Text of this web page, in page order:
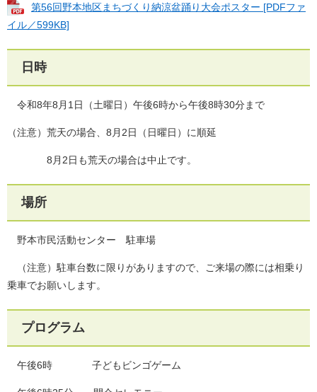
第56回野本地区まちづくり納涼盆踊り大会ポスター [PDFファ
イル／599KB]
日時
令和8年8月1日（土曜日）午後6時から午後8時30分まで
（注意）荒天の場合、8月2日（日曜日）に順延
8月2日も荒天の場合は中止です。
場所
野本市民活動センター 駐車場
（注意）駐車台数に限りがありますので、ご来場の際には相乗り
乗車でお願いします。
プログラム
午後6時 子どもビンゴゲーム